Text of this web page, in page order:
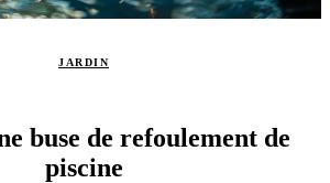
JARDIN
buse de refoulement de
piscine